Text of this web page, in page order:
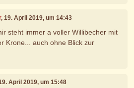
, 19. April 2019, um 14:43
steht immer a voller Willibecher mit
Krone... auch ohne Blick zur
April 2019, um 15:48